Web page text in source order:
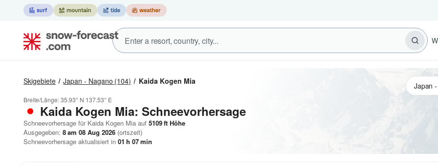
Skigebiete Japan - Nagano (104) Kaida Kogen Mia
Breite/Länge:35.93° N 137.53° E
Kaida Kogen Mia: Schneevorhersage
Schneevorhersage für Kaida Kogen Mia auf 5109ft Höhe
Ausgegeben: 8 am 08 Aug 2026 (ortszeit)
Schneevorhersage aktualisiert in 01 h 07min